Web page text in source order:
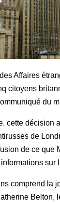
Affaires
citoyens
du
cette décision
de
de ce que
sur
comprend la
Belton,